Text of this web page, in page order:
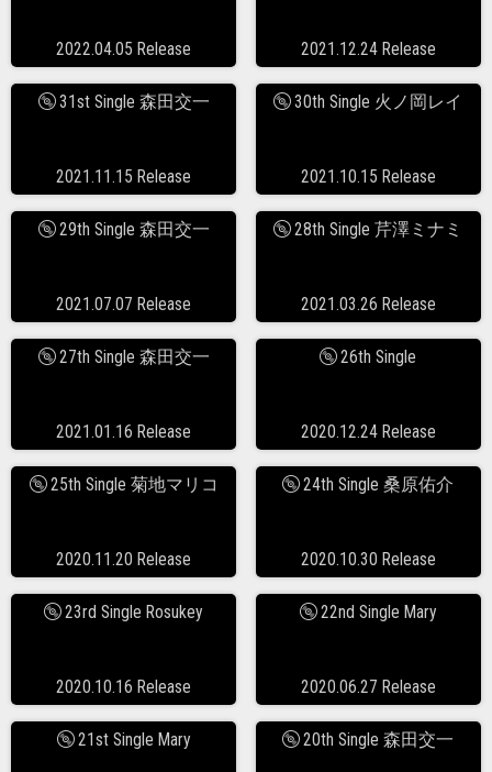
2022.04.05 Release 2021.12.24 Release
31st Single 森田交一
2021.11.15 Release
30th Single 火ノ岡レイ
2021.10.15 Release
29th Single 森田交一
2021.07.07 Release
28th Single 芹澤ミナミ
2021.03.26 Release
27th Single 森田交一
2021.01.16 Release
26th Single
2020.12.24 Release
25th Single 菊地マリコ
2020.11.20 Release
24th Single 桑原佑介
2020.10.30 Release
23rd Single Rosukey
2020.10.16 Release
22nd Single Mary
2020.06.27 Release
21st Single Mary 20th Single 森田交一